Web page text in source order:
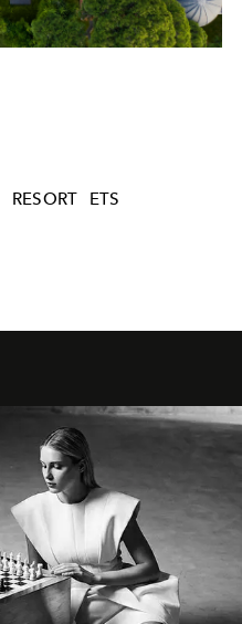
RESORT ETS